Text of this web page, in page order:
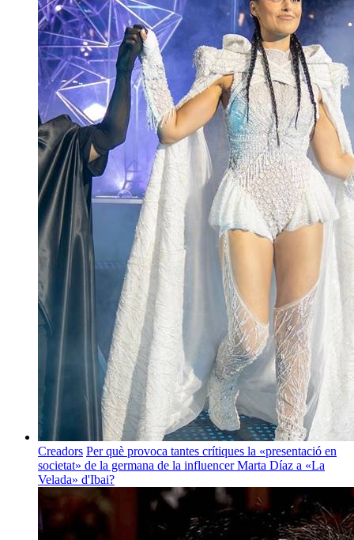
Creadors Per què provoca tantes crítiques la «presentació en
societat» de la germana de la influencer Marta Díaz a «La
Velada» d'Ibai?